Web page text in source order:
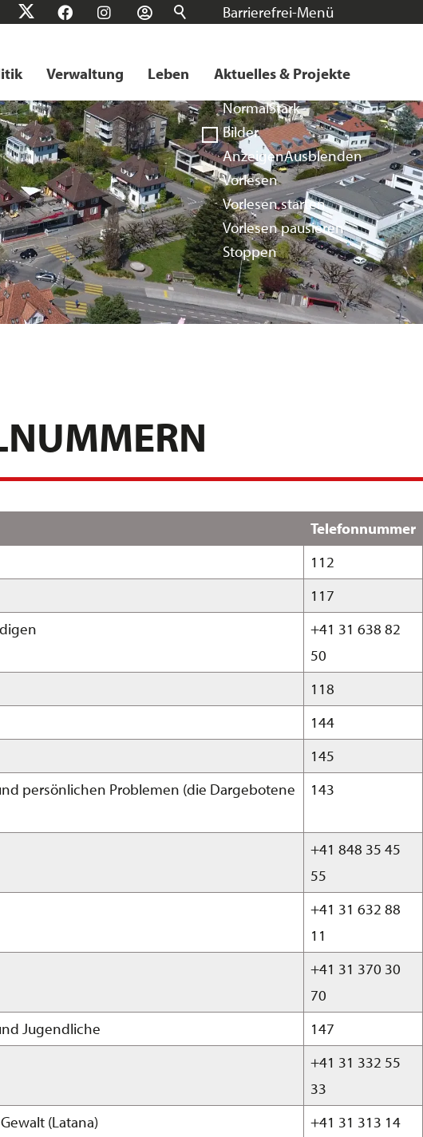
Barrierefrei-Menü
Kontrast
NormalStark
Bilder
AnzeigenAusblenden
Vorlesen
Vorlesen starten
Vorlesen pausieren
Stoppen
FacebookInstagram
Login
Verwaltung Leben Aktuelles & Projekte
Telefonnummer
112
117
+41 31 638 82
50
118
144
145
persönlichen Problemen (die Dargebotene
143
+41 848 35 45
55
+41 31 632 88
11
+41 31 370 30
70
Jugendliche
147
+41 31 332 55
33
(Latana)
+41 31 313 14